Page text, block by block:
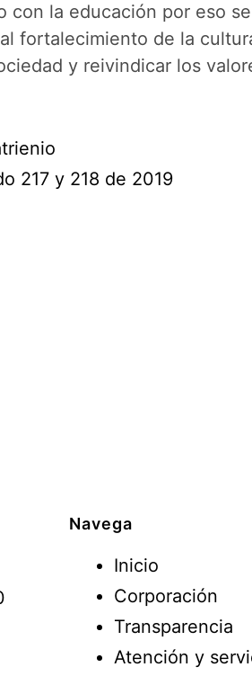
la educación por eso
fortalecimiento de la
y reivindicar los
217 y 218 de 2019
Navega
Inicio
Corporación
Transparencia
Atención y